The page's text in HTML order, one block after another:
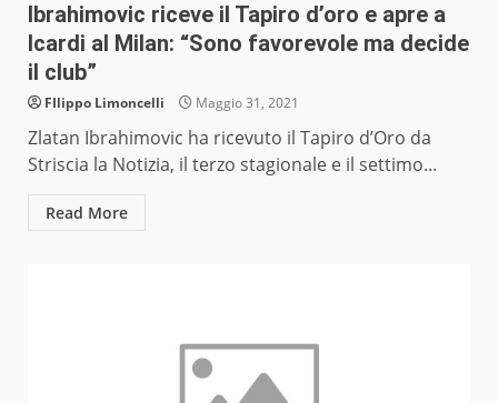
Ibrahimovic riceve il Tapiro d’oro e apre a
Icardi al Milan: “Sono favorevole ma decide
il club”
FIlippo Limoncelli Maggio 31, 2021
Zlatan Ibrahimovic ha ricevuto il Tapiro d’Oro da
Striscia la Notizia, il terzo stagionale e il settimo...
Read More